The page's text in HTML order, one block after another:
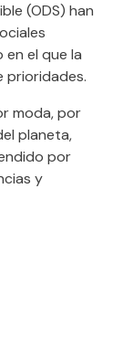
(ODS) han
el que la
prioridades.
moda, por
planeta,
por
y